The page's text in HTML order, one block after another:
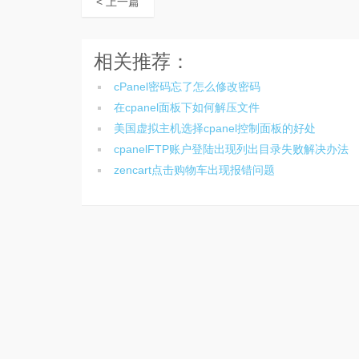
相关推荐：
cPanel密码忘了怎么修改密码
在cpanel面板下如何解压文件
美国虚拟主机选择cpanel控制面板的好处
cpanelFTP账户登陆出现列出目录失败解决办法
zencart点击购物车出现报错问题